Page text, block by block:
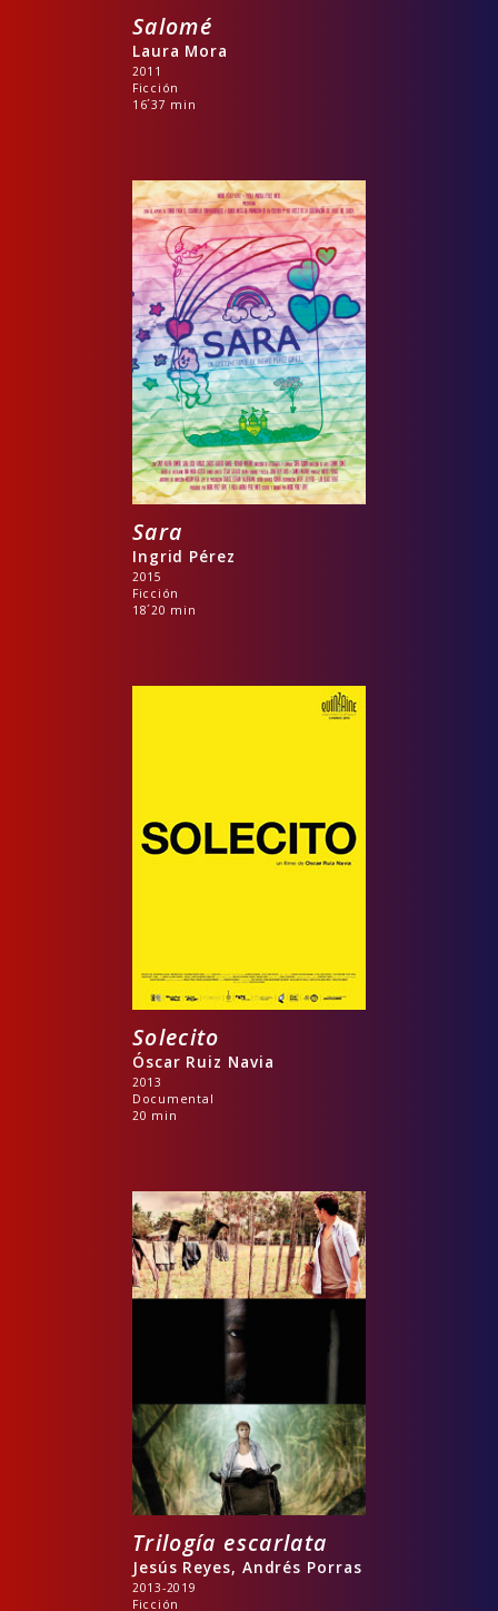
Salomé
Laura Mora
2011
Ficción
16´37 min
Sara
Ingrid Pérez
2015
Ficción
18´20 min
Solecito
Óscar Ruiz Navia
2013
Documental
20 min
Trilogía escarlata
Jesús Reyes, Andrés Porras
2013-2019
Ficción